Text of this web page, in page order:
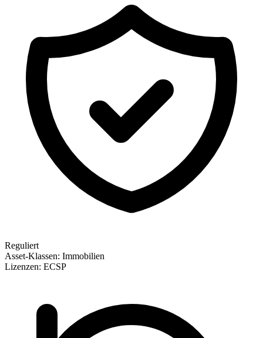
Reguliert
Asset-Klassen: Immobilien
Lizenzen: ECSP